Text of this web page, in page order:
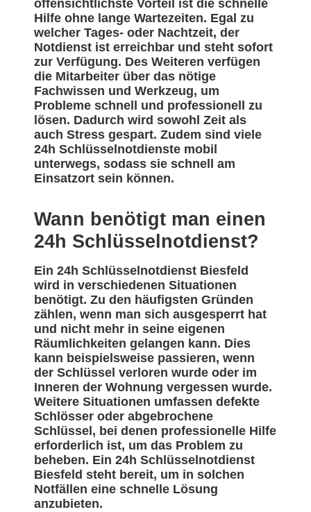
offensichtlichste Vorteil ist die schnelle
Hilfe ohne lange Wartezeiten. Egal zu
welcher Tages- oder Nachtzeit, der
Notdienst ist erreichbar und steht sofort
zur Verfügung. Des Weiteren verfügen
die Mitarbeiter über das nötige
Fachwissen und Werkzeug, um
Probleme schnell und professionell zu
lösen. Dadurch wird sowohl Zeit als
auch Stress gespart. Zudem sind viele
24h Schlüsselnotdienste mobil
unterwegs, sodass sie schnell am
Einsatzort sein können.
Wann benötigt man einen
24h Schlüsselnotdienst?
Ein 24h Schlüsselnotdienst Biesfeld
wird in verschiedenen Situationen
benötigt. Zu den häufigsten Gründen
zählen, wenn man sich ausgesperrt hat
und nicht mehr in seine eigenen
Räumlichkeiten gelangen kann. Dies
kann beispielsweise passieren, wenn
der Schlüssel verloren wurde oder im
Inneren der Wohnung vergessen wurde.
Weitere Situationen umfassen defekte
Schlösser oder abgebrochene
Schlüssel, bei denen professionelle Hilfe
erforderlich ist, um das Problem zu
beheben. Ein 24h Schlüsselnotdienst
Biesfeld steht bereit, um in solchen
Notfällen eine schnelle Lösung
anzubieten.